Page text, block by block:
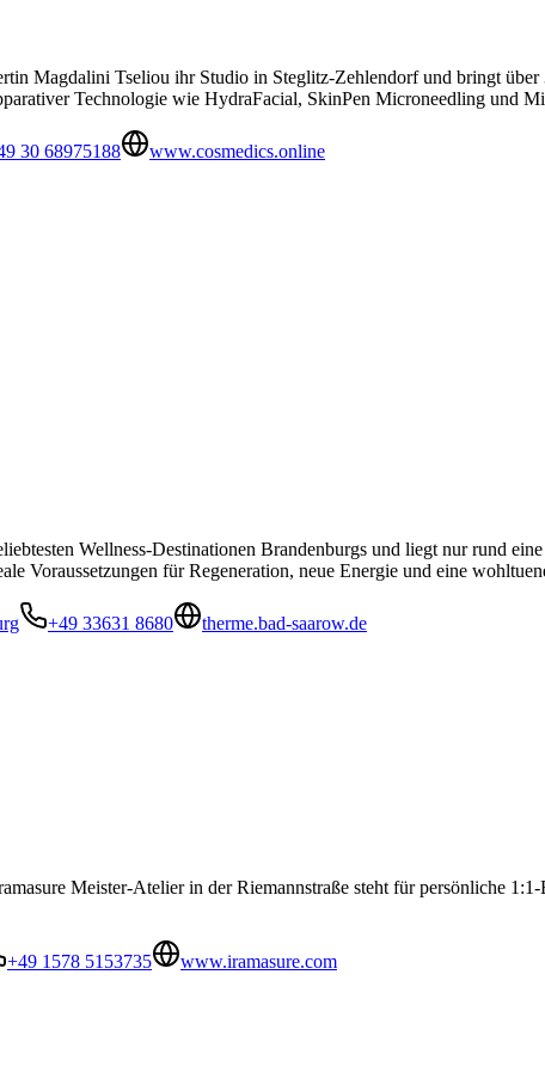
Magdalini Tseliou ihr Studio in Steglitz-Zehlendorf und bringt
Technologie wie HydraFacial, SkinPen Microneedling und
30 68975188
www.cosmedics.online
Wellness-Destinationen Brandenburgs und liegt nur rund
Voraussetzungen für Regeneration, neue Energie und eine
+49 33631 8680
therme.bad-saarow.de
Meister-Atelier in der Riemannstraße steht für persönliche
+49 1578 5153735
www.iramasure.com